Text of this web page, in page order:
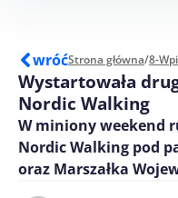
wróćStrona główna/8-
Wystartowała
Nordic Walking
W miniony weekend
Nordic Walking pod
oraz Marszałka